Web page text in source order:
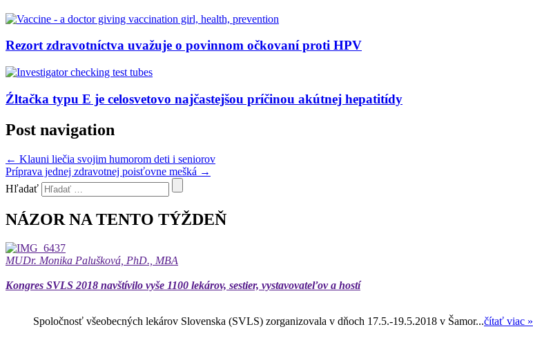
Rezort zdravotníctva uvažuje o povinnom očkovaní proti HPV
Źltačka typu E je celosvetovo najčastejšou príčinou akútnej hepatitídy
Post navigation
← Klauni liečia svojim humorom deti i seniorov
Príprava jednej zdravotnej poisťovne mešká →
Hľadať
NÁZOR NA TENTO TÝŽDEŇ
MUDr. Monika Palušková, PhD., MBA
Kongres SVLS 2018 navštívilo vyše 1100 lekárov, sestier, vystavovateľov a hostí
Spoločnosť všeobecných lekárov Slovenska (SVLS) zorganizovala v dňoch 17.5.-19.5.2018 v Šamor...čítať viac »